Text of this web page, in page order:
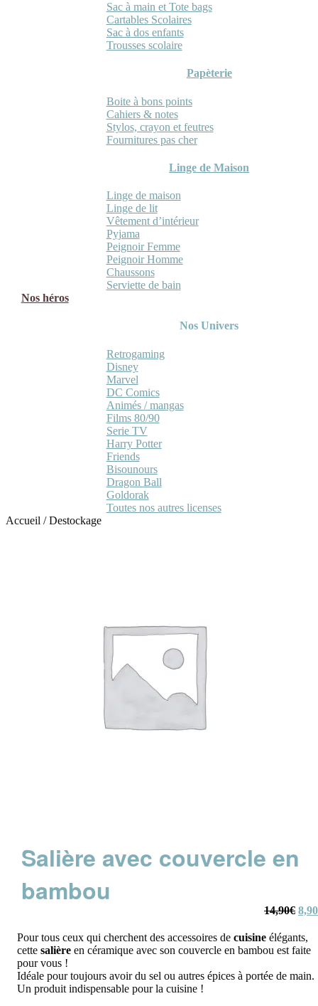
Sac à main et Tote bags
Cartables Scolaires
Sac à dos enfants
Trousses scolaire
Papèterie
Boite à bons points
Cahiers & notes
Stylos, crayon et feutres
Fournitures pas cher
Linge de Maison
Linge de maison
Linge de lit
Vêtement d’intérieur
Pyjama
Peignoir Femme
Peignoir Homme
Chaussons
Serviette de bain
Nos héros
Nos Univers
Retrogaming
Disney
Marvel
DC Comics
Animés / mangas
Films 80/90
Serie TV
Harry Potter
Friends
Bisounours
Dragon Ball
Goldorak
Toutes nos autres licenses
Accueil /Destockage
Salière avec couvercle en
bambou
14,90€ Le
prix
8,90
Pour tous ceux qui cherchent des accessoires de cuisine élégants,
cette salière en céramique avec son couvercle en bambou est faite
pour vous !
Idéale pour toujours avoir du sel ou autres épices à portée de main.
Un produit indispensable pour la cuisine !